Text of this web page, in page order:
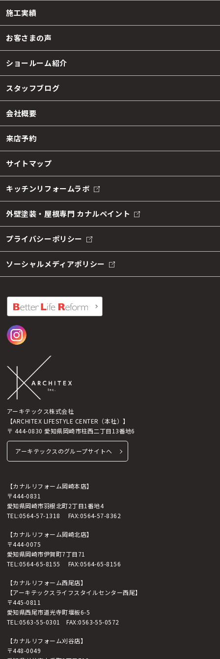
施工実績
お客さまの声
ショールーム紹介
スタッフブログ
会社概要
来店予約
サイトマップ
キッチンリフォームラボ
外壁塗装・屋根専門 カナルペイント
プライバシーポリシー
ソーシャルメディアポリシー
アーキテックス株式会社
【ARCHITEX LIFESTYLE CENTER（本社）】
〒 444-0830 愛知県岡崎市柱西二丁目13番地6
アーキテックスのグループサイトへ
【カナルリフォーム岡崎本店】
〒444-0831
愛知県岡崎市羽根北町2丁目1番地4
TEL:0564-57-1318 FAX:0564-57-8362
【カナルリフォーム岡崎北店】
〒444-0075
愛知県岡崎市伊賀町7丁目71
TEL:0564-65-8155 FAX:0564-65-8156
【カナルリフォーム西尾店】
【アーキテックスライフスタイルセンター西尾】
〒445-0811
愛知県西尾市道光寺町堰板6-5
TEL:0563-55-0301 FAX:0563-55-0572
【カナルリフォーム刈谷店】
〒448-0049